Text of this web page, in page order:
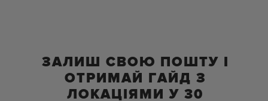
ЗАЛИШ СВОЮ ПОШТУ І
ОТРИМАЙ ГАЙД З
ЛОКАЦІЯМИ У 30